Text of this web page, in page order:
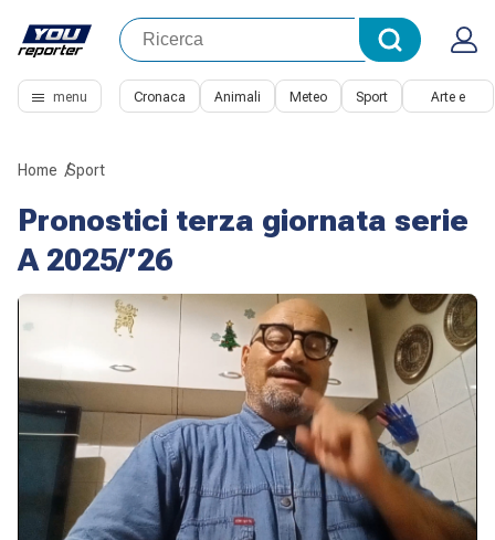
menu Cronaca Animali Meteo Sport Arte e
Home Sport
Pronostici terza giornata serie
A 2025/’26